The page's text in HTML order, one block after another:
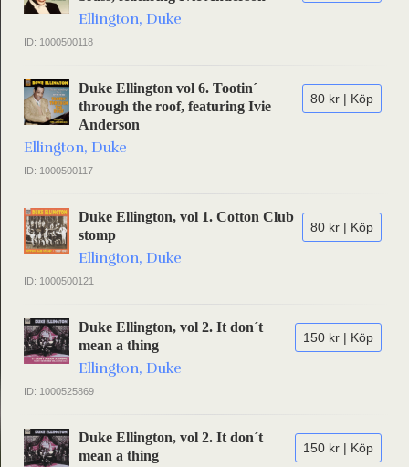
Ellington, Duke
ID: 1000500118
80 kr | Köp
Duke Ellington vol 6. Tootin´
through the roof, featuring Ivie
Anderson
Ellington, Duke
ID: 1000500117
80 kr | Köp
Duke Ellington, vol 1. Cotton Club
stomp
Ellington, Duke
ID: 1000500121
150 kr | Köp
Duke Ellington, vol 2. It don´t
mean a thing
Ellington, Duke
ID: 1000525869
150 kr | Köp
Duke Ellington, vol 2. It don´t
mean a thing